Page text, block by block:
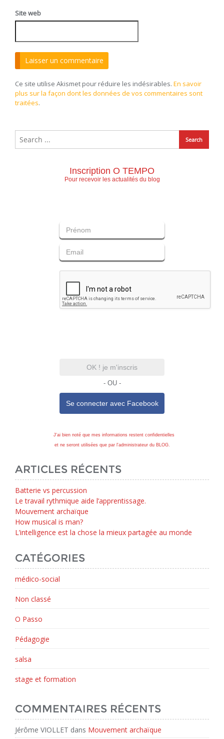
Site web
Ce site utilise Akismet pour réduire les indésirables. En savoir
plus sur la façon dont les données de vos commentaires sont
traitées.
Inscription O TEMPO
Pour recevoir les actualités du blog
OK ! je m'inscris
- OU -
Se connecter avec Facebook
J'ai bien noté que mes informations restent confidentielles
et ne seront utilisées que par l'administrateur du BLOG.
ARTICLES RÉCENTS
Batterie vs percussion
Le travail rythmique aide l’apprentissage.
Mouvement archaïque
How musical is man?
L’intelligence est la chose la mieux partagée au monde
CATÉGORIES
médico-social
Non classé
O Passo
Pédagogie
salsa
stage et formation
COMMENTAIRES RÉCENTS
Jérôme VIOLLET dans Mouvement archaïque